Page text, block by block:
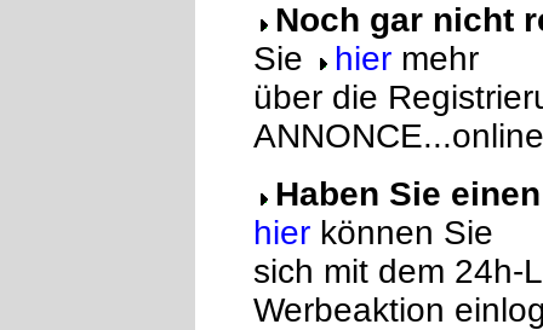
Noch gar nicht
Sie
hier mehr
über die
Haben Sie
hier können Sie
sich mit dem 24h-
Werbeaktion